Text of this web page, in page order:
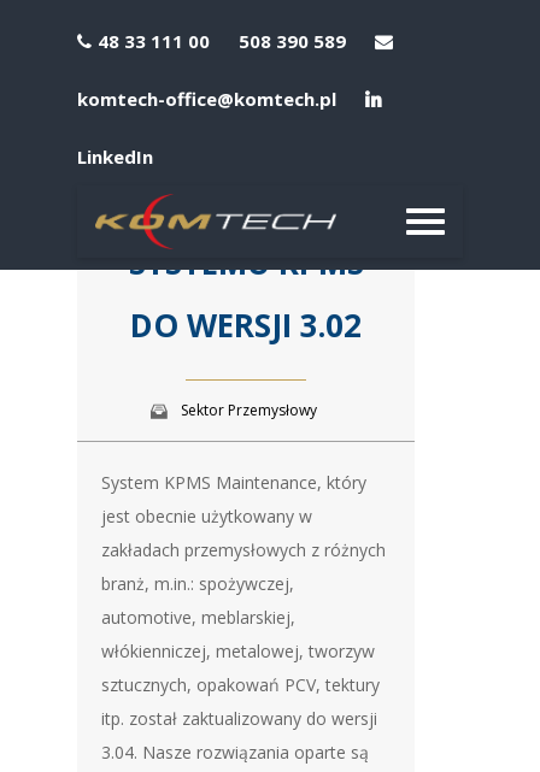
48 33 111 00 508 390 589
komtech-office@komtech.pl
LinkedIn
AKTUALIZACJA
SYSTEMU KPMS
DO WERSJI 3.02
Sektor Przemysłowy
System KPMS Maintenance, który
jest obecnie użytkowany w
zakładach przemysłowych z różnych
branż, m.in.: spożywczej,
automotive, meblarskiej,
włókienniczej, metalowej, tworzyw
sztucznych, opakowań PCV, tektury
itp. został zaktualizowany do wersji
3.04. Nasze rozwiązania oparte są